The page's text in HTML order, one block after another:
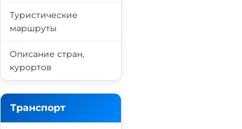
Туристические
маршруты
Описание стран,
курортов
Транспорт